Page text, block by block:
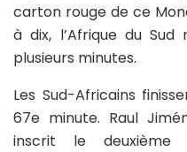
carton rouge de ce
à dix, l’Afrique du
plusieurs minutes.
Les Sud-Africains
67e minute. Raul
inscrit le